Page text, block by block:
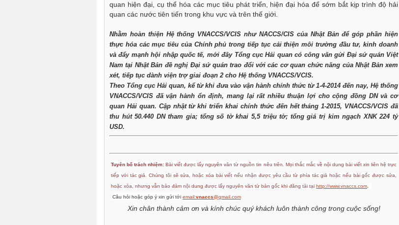
quan hiện đại, cụ thể hóa các mục tiêu phát triển, hiện đại hóa để sớm bắt kịp trình độ hải
quan các nước tiên tiến trong khu vực và trên thế giới.
Nhằm hoàn thiện Hệ thống VNACCS/VCIS như NACCS/CIS của Nhật Bản để góp phần hiện
thực hóa các mục tiêu của Chính phủ trong tiếp tục cải thiện môi trường đầu tư, kinh doanh
và đẩy mạnh hội nhập quốc tế, mới đây Tổng cục Hải quan có công văn gửi Đại sứ quán Việt
Nam tại Nhật Bản đề nghị Đại sứ quán trao đổi với các cơ quan chức năng của Nhật Bản xem
xét, tiếp tục dành viện trợ giai đoạn 2 cho Hệ thống VNACCS/VCIS.
Theo Tổng cục Hải quan, kể từ khi đưa vào vận hành chính thức từ 1-4-2014 đến nay, Hệ thống
VNACCS/VCIS đã vận hành ổn định, mang lại rất nhiều thuận lợi cho cộng đồng DN và cơ
quan Hải quan. Cập nhật từ khi triển khai chính thức đến hết tháng 1-2015, VNACCS/VCIS đã
thu hút 50.440 DN tham gia; tổng số tờ khai 5,5 triệu tờ; tổng giá trị kim ngạch XNK 224 tỷ
USD.
Tuyên bố trách nhiệm:Bài viết được lấy nguyên văn từ nguồn tin nêu trên. Mọi thắc mắc về nội dung bài viết xin liên hệ trực
tiếp với tác giả. Chúng tôi sẽ sửa, hoặc xóa bài viết nếu nhận được yêu cầu từ phía tác giả hoặc nếu bài gốc được sửa,
hoặc xóa, nhưng vẫn bảo đảm nội dung được lấy nguyên văn từ bản gốc khi đăng tải tại http://www.vnaccs.com
Câu hỏi hoặc góp ý xin gửi tới email:vnaccs@gmail.com
Xin chân thành cảm ơn và kính chúc quý khách luôn thành công trong cuộc sống!